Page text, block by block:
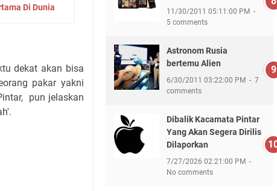
Di Dunia
dekat akan bisa
pakar yakni
pun jelaskan
11/30/2011 05:11:00 PM
5 comments
Astronom Rusia
bertemu Alien
6/30/2011 03:22:00 PM
7
comments
Dibalik Kacamata Pintar
Yang Akan Segera Dirilis
Dilaporkan
7/27/2026 02:21:00 PM
No comments